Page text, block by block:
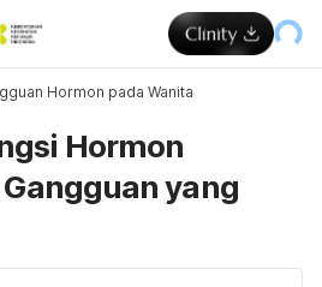
Hormon pada Wanita
Hormon
yang